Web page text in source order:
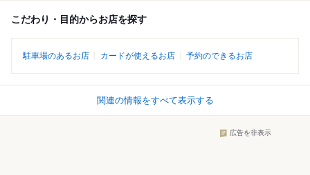
こだわり・目的からお店を探す
駐車場のあるお店 カードが使えるお店 予約のできるお店
関連の情報をすべて表示する
広告を非表示